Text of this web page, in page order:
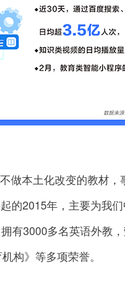
本土化改变的教材，
的2015年，主要为我
有3000多名英语外教
构》等多项荣誉。